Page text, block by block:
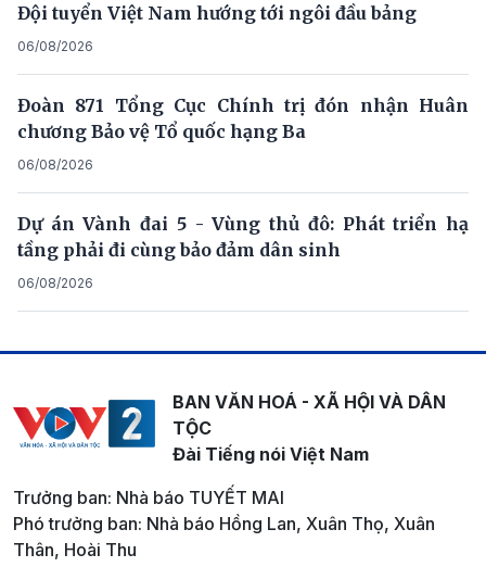
Đội tuyển Việt Nam hướng tới ngôi đầu bảng
06/08/2026
Đoàn 871 Tổng Cục Chính trị đón nhận Huân
chương Bảo vệ Tổ quốc hạng Ba
06/08/2026
Dự án Vành đai 5 - Vùng thủ đô: Phát triển hạ
tầng phải đi cùng bảo đảm dân sinh
06/08/2026
BAN VĂN HOÁ - XÃ HỘI VÀ DÂN
TỘC
Đài Tiếng nói Việt Nam
Trưởng ban: Nhà báo TUYẾT MAI
Phó trưởng ban: Nhà báo Hồng Lan, Xuân Thọ, Xuân
Thân, Hoài Thu